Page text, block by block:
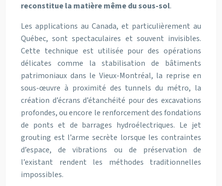
reconstitue la matière même du sous-sol.
Les applications au Canada, et particulièrement au
Québec, sont spectaculaires et souvent invisibles.
Cette technique est utilisée pour des opérations
délicates comme la stabilisation de bâtiments
patrimoniaux dans le Vieux-Montréal, la reprise en
sous-œuvre à proximité des tunnels du métro, la
création d’écrans d’étanchéité pour des excavations
profondes, ou encore le renforcement des fondations
de ponts et de barrages hydroélectriques. Le jet
grouting est l’arme secrète lorsque les contraintes
d’espace, de vibrations ou de préservation de
l’existant rendent les méthodes traditionnelles
impossibles.